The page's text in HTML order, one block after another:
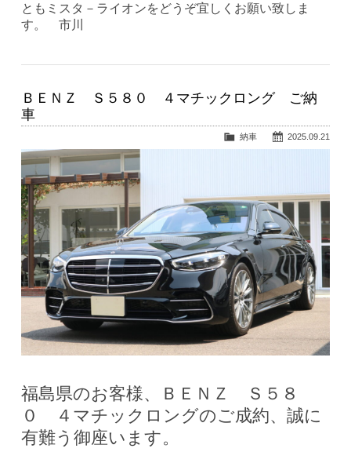
ともミスタ－ライオンをどうぞ宜しくお願い致しま
す。 市川
ＢＥＮＺ Ｓ５８０ ４マチックロング ご納
車
2025.09.21
納車
福島県のお客様、ＢＥＮＺ Ｓ５８
０ ４マチックロングのご成約、誠に
有難う御座います。